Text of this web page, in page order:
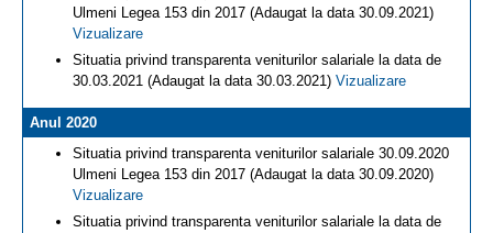
Ulmeni Legea 153 din 2017 (Adaugat la data 30.09.2021)
Vizualizare
Situatia privind transparenta veniturilor salariale la data de
30.03.2021 (Adaugat la data 30.03.2021) Vizualizare
Anul 2020
Situatia privind transparenta veniturilor salariale 30.09.2020
Ulmeni Legea 153 din 2017 (Adaugat la data 30.09.2020)
Vizualizare
Situatia privind transparenta veniturilor salariale la data de